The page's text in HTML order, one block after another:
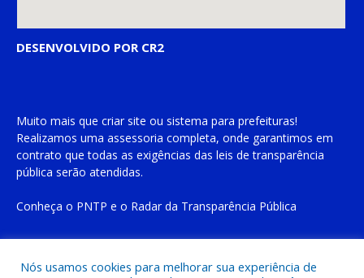
DESENVOLVIDO POR CR2
Muito mais que criar site ou sistema para prefeituras!
Realizamos uma assessoria completa, onde garantimos em
contrato que todas as exigências das leis de transparência
pública serão atendidas.
Conheça o PNTP e o Radar da Transparência Pública
Nós usamos cookies para melhorar sua experiência de